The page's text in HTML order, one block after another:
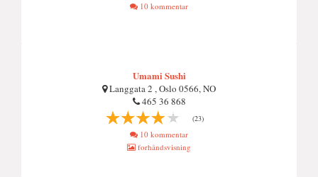
10 kommentar
Umami Sushi
Langgata 2 , Oslo 0566, NO
465 36 868
(23)
10 kommentar
forhåndsvisning